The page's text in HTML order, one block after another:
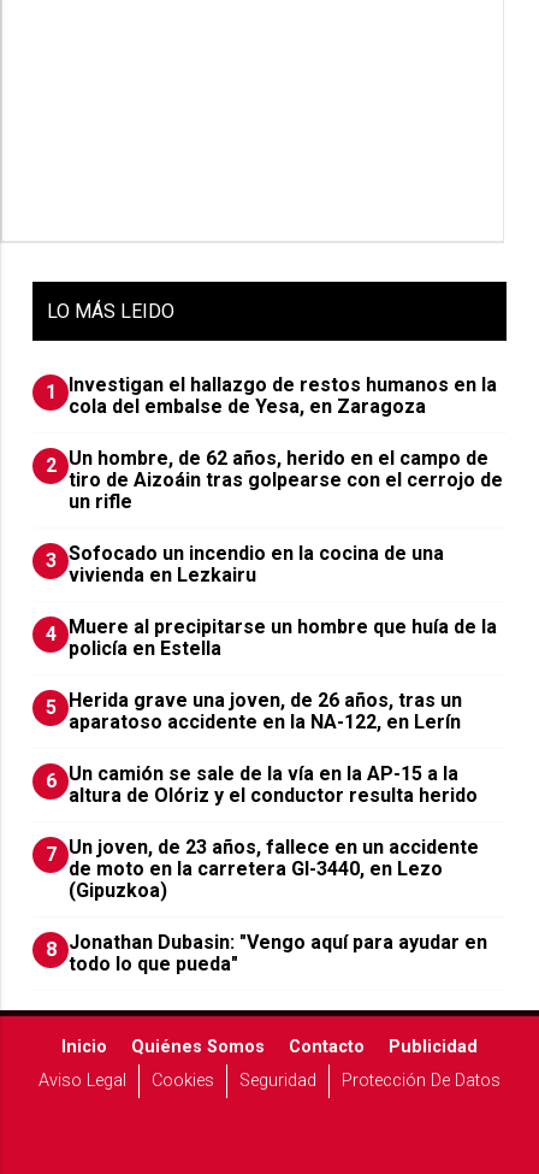
LO MÁS LEIDO
1
Investigan el hallazgo de restos humanos en la
cola del embalse de Yesa, en Zaragoza
2 Un hombre, de 62 años, herido en el campo de
tiro de Aizoáin tras golpearse con el cerrojo de
un rifle
3 Sofocado un incendio en la cocina de una
vivienda en Lezkairu
4 Muere al precipitarse un hombre que huía de la
policía en Estella
5 Herida grave una joven, de 26 años, tras un
aparatoso accidente en la NA-122, en Lerín
6 Un camión se sale de la vía en la AP-15 a la
altura de Olóriz y el conductor resulta herido
7 Un joven, de 23 años, fallece en un accidente
de moto en la carretera GI-3440, en Lezo
(Gipuzkoa)
8 Jonathan Dubasin: "Vengo aquí para ayudar en
todo lo que pueda"
Inicio Quiénes Somos Contacto
Publicidad
Aviso Legal
Cookies Seguridad Protección De Datos